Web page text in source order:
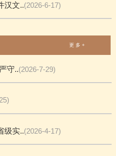
汉文..(2026-6-17)
更 多 +
守..(2026-7-29)
级实..(2026-4-17)